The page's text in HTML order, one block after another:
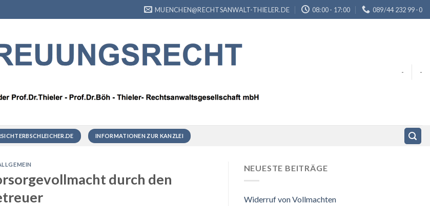
MUENCHEN@RECHTSANWALT-THIELER.DE 08:00 - 17:00 089/44 232 99 -0
- -
INFORMATIONEN ZUR KANZLEI
durch den
NEUESTE BEITRÄGE
Widerruf von Vollmachten